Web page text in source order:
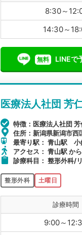
8:30～
14:30～
無料 LINEで
医療法人社団 芳
特徴：医療法人社団
住所：新潟県新潟市
最寄り駅： 青山駅
アクセス： 青山駅 か
診療科目： 整形外科/
整形外科 土曜日
診療時間
9:00～